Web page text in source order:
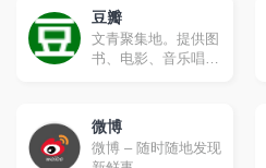
豆瓣
文青聚集地。提供图
书、电影、音乐唱片
的文化生活。
微博
微博 – 随时随地发现